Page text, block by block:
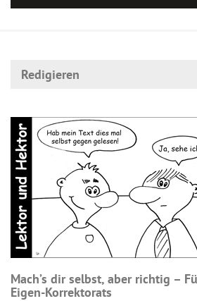
Redigieren
Mach’s dir selbst, aber richtig –
Eigen-Korrektorats